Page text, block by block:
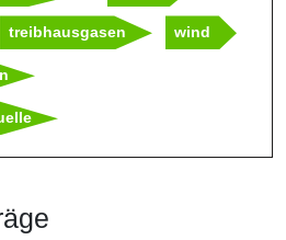
treibhausgasen wind